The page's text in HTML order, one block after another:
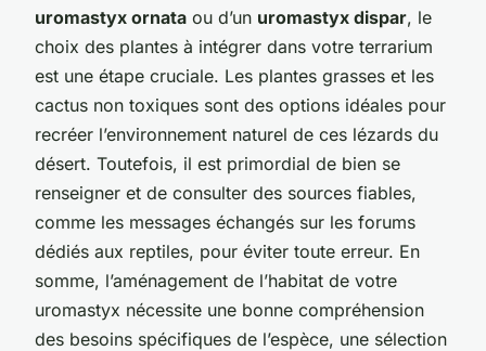
uromastyx ornata ou d’un uromastyx dispar, le
choix des plantes à intégrer dans votre terrarium
est une étape cruciale. Les plantes grasses et les
cactus non toxiques sont des options idéales pour
recréer l’environnement naturel de ces lézards du
désert. Toutefois, il est primordial de bien se
renseigner et de consulter des sources fiables,
comme les messages échangés sur les forums
dédiés aux reptiles, pour éviter toute erreur. En
somme, l’aménagement de l’habitat de votre
uromastyx nécessite une bonne compréhension
des besoins spécifiques de l’espèce, une sélection